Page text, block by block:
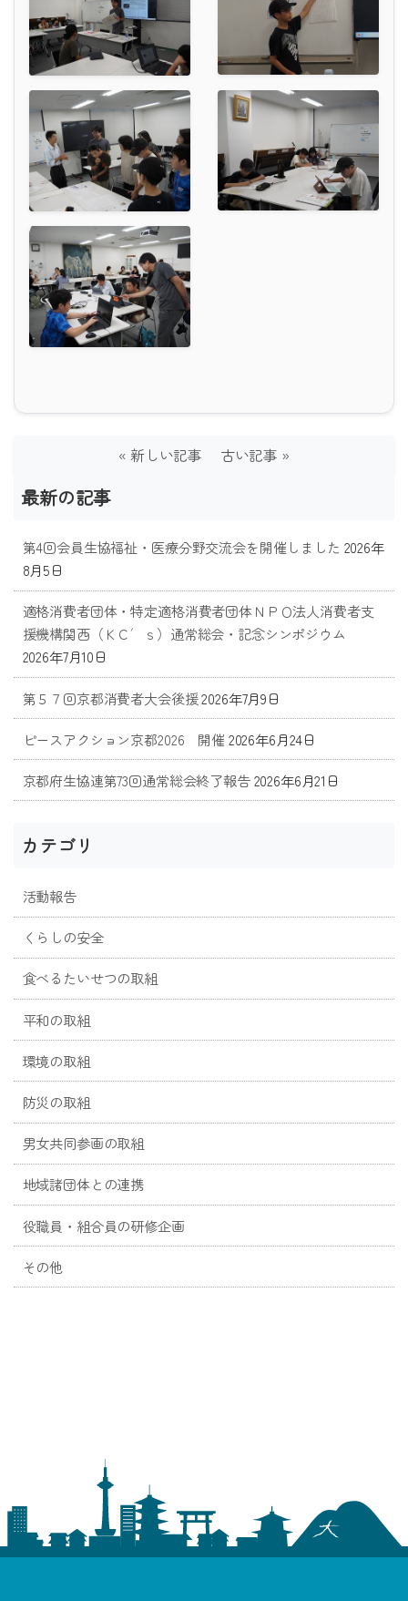
« 新しい記事 古い記事 »
最新の記事
第4回会員生協福祉・医療分野交流会を開催しました 2026年
8月5日
適格消費者団体・特定適格消費者団体ＮＰＯ法人消費者支
援機構関西（ＫＣ′ｓ）通常総会・記念シンポジウム
2026年7月10日
第５７回京都消費者大会後援2026年7月9日
ピースアクション京都2026 開催 2026年6月24日
京都府生協連第73回通常総会終了報告2026年6月21日
カテゴリ
活動報告
くらしの安全
食べるたいせつの取組
平和の取組
環境の取組
防災の取組
男女共同参画の取組
地域諸団体との連携
役職員・組合員の研修企画
その他